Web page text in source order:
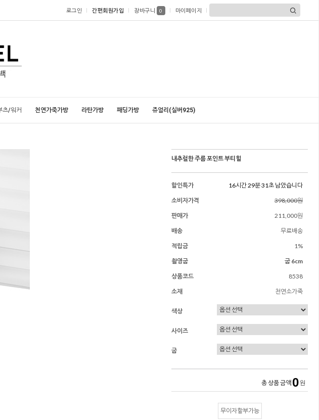
로그인 간편회원가입 장바구니 0 마이페이지
츠/워커 천연가죽가방 라탄가방 패딩가방 쥬얼리(실버925)
내추럴한 주름 포인트 부티힐
할인특가
16시간 29분 30초 남았습니다
소비자가격
398,000원
판매가
211,000원
배송
무료배송
적립금
1%
촬영굽
굽 6cm
상품코드
8538
소재
천연소가죽
색상
사이즈
굽
총 상품 금액 0 원
무이자할부가능